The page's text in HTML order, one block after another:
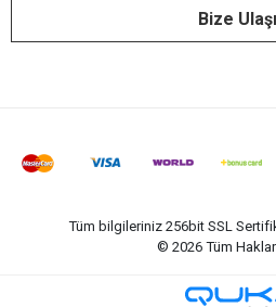
Bize
Tüm bilgileriniz 256bit SSL
© 2026 Tüm